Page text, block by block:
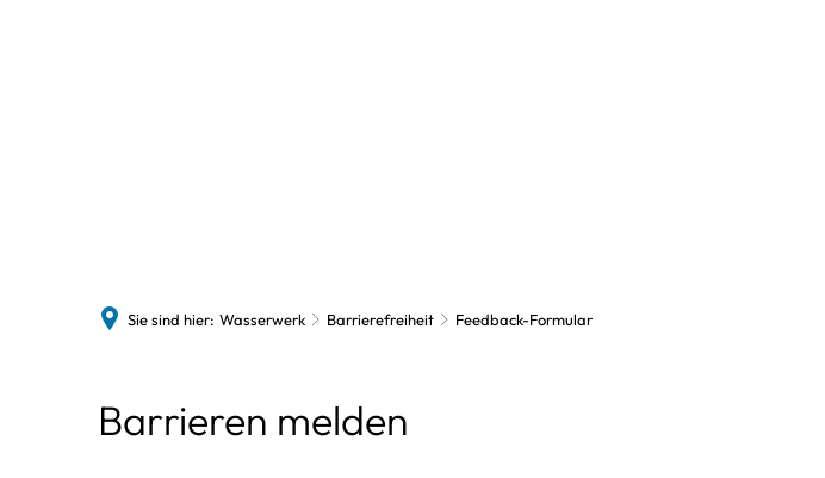
Sie sind hier: Wasserwerk Barrierefreiheit Feedback-Formular
Feedback-Barrieren melden